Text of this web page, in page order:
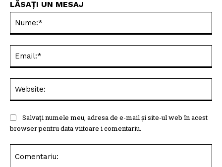
LĂSAȚI UN MESAJ
Salvați numele meu, adresa de e-mail și site-ul web în acest
browser pentru data viitoare i comentariu.